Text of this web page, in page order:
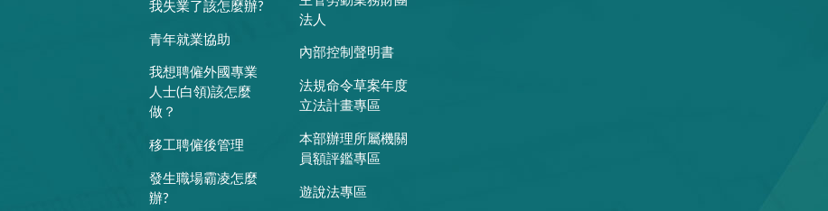
我失業了該怎麼辦?
青年就業協助
我想聘僱外國專業
人士(白領)該怎麼
做？
移工聘僱後管理
發生職場霸凌怎麼
辦?
法人
內部控制聲明書
法規命令草案年度
立法計畫專區
本部辦理所屬機關
員額評鑑專區
遊說法專區